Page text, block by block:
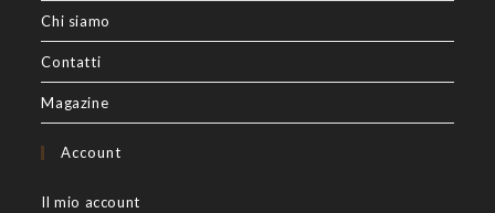
Chi siamo
Contatti
Magazine
Account
Il mio account